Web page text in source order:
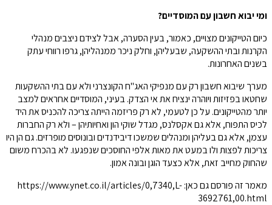
ומי יבוא חשבון עם המוסדיים?
כיום הטייקונים מצויים, כאמור, בעין הסערה, אבל לצידם ניצבים מנהלי
הקרנות ובתי ההשקעה, שבעליהן, וחלק ניכר ממנהליהן, גרפו רווחי עתק
בשנים האחרונות.
מערך שיבוא חשבון רק עם מנפיקי האג"ח הקונצרני ולא עם בתי ההשקעות
שחטאו בפזיזות ויוהרה ינציח את אי הצדק. בעיני, המוסדיים אחראים למצב
יותר מהטייקונים. על כן לטעמי, לא רק פריזמה הייתה צריכה להכניס את היד
לכיס התפוח, אלא גם אקסלנס, מגדל שוקי הון ואחיותיהן – ולא רק החברות
עצמן, אלא גם בעליהן ומנהלים שמשכו דיבידנדים ובונוסים מופרזים. גם הן היו
צריכות לפצות ולו במעט את מאות אלפי החוסכים שנפגעו. לא בהכרח משום
שהחוק מחייב זאת, אלא כצעד הוגן ובונה אמון.
מאמר זה פורסם גם כאן: https://www.ynet.co.il/articles/0,7340,L-
3692761,00.html